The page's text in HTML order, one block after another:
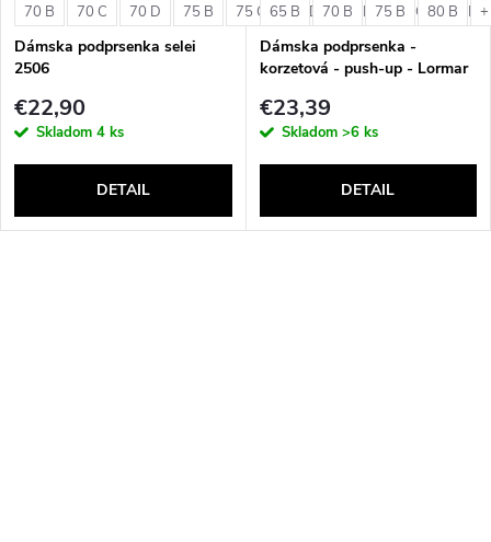
70 B 70 C 70 D 75 B 75 C 75 D 80 B 80 C 80 D
Dámska podprsenka selei
2506
€22,90
Skladom 4 ks
DETAIL
65 B 70 B 75 B 80 B
Dámska podprsenka -
korzetová - push-up - Lormar
€23,39
Skladom >6 ks
DETAIL